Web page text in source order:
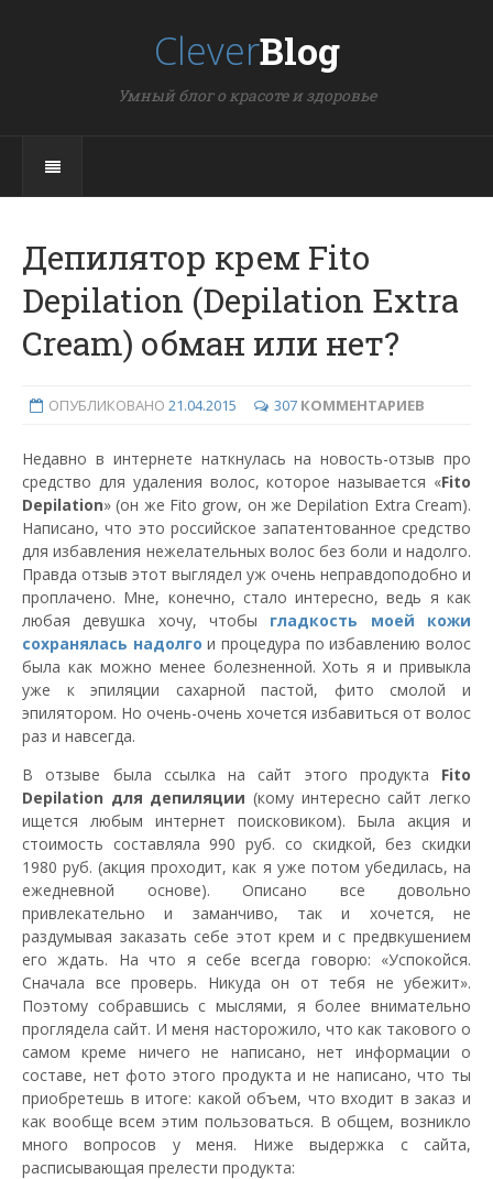
CleverBlog
Умный блог о красоте и здоровье
Депилятор крем Fito
Depilation (Depilation Extra
Cream) обман или нет?
ОПУБЛИКОВАНО 21.04.2015 307 КОММЕНТАРИЕВ
Недавно в интернете наткнулась на новость-отзыв про
средство для удаления волос, которое называется «Fito
Depilation» (он же Fito grow, он же Depilation Extra Cream).
Написано, что это российское запатентованное средство
для избавления нежелательных волос без боли и надолго.
Правда отзыв этот выглядел уж очень неправдоподобно и
проплачено. Мне, конечно, стало интересно, ведь я как
любая девушка хочу, чтобы гладкость моей кожи
сохранялась надолго и процедура по избавлению волос
была как можно менее болезненной. Хоть я и привыкла
уже к эпиляции сахарной пастой, фито смолой и
эпилятором. Но очень-очень хочется избавиться от волос
раз и навсегда.
В отзыве была ссылка на сайт этого продукта Fito
Depilation для депиляции (кому интересно сайт легко
ищется любым интернет поисковиком). Была акция и
стоимость составляла 990 руб. со скидкой, без скидки
1980 руб. (акция проходит, как я уже потом убедилась, на
ежедневной основе). Описано все довольно
привлекательно и заманчиво, так и хочется, не
раздумывая заказать себе этот крем и с предвкушением
его ждать. На что я себе всегда говорю: «Успокойся.
Сначала все проверь. Никуда он от тебя не убежит».
Поэтому собравшись с мыслями, я более внимательно
проглядела сайт. И меня насторожило, что как такового о
самом креме ничего не написано, нет информации о
составе, нет фото этого продукта и не написано, что ты
приобретешь в итоге: какой объем, что входит в заказ и
как вообще всем этим пользоваться. В общем, возникло
много вопросов у меня. Ниже выдержка с сайта,
расписывающая прелести продукта: